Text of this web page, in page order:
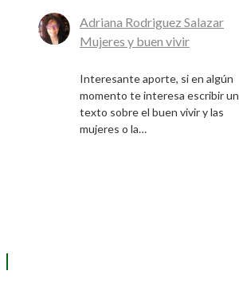
Adriana Rodriguez Salazar
Mujeres y buen vivir
Interesante aporte, si en algún
momento te interesa escribir un
texto sobre el buen vivir y las
mujeres o la…